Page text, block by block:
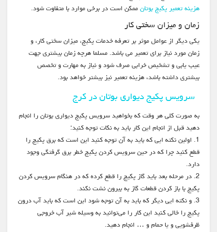
هزینه تعمیر پکیج بوتانممکن است در برخی موارد با متفاوت شود.
زمان و میزان سختی کار
یکی دیگر از عوامل موثر بر تعرفه خدمات پکیج، میزان سختی کار، و
زمان مورد نیاز برای تعمیر می باشد. مسلما هرچه زمان بیشتری جهت
عیب یابی و تشخیص خرابی صرف شود و نیاز به مهارت و تخصص
بیشتری داشته باشد، هزینه تعمیر نیز بیشتر خواهد بود.
سرویس پکیج دیواری بوتان در کرج
به صورت کلی هر وقت که بخواهید سرویس پکیج دیواری بوتان را انجام
دهید قبل از انجام این کار باید به نکات توجه کنید:
1. اولین نکته ایی که باید به آن توجه کنید این است که برق پکیج را
قطع کنید چرا که در حین سرویس کردن پکیج خطر برق گرفتگی وجود
دارد.
2. در مرحله بعد باید گاز پکیج را قطع کرده که در هنگام سرویس کردن
پکیج با باز کردن قطعات گاز به بیرون نشت نکند.
3. و نکته ایی دیگر که باید به آن توجه شود این است که باید آب درون
پکیج را خالی کنید این کار را می‌توانید به وسیله شیر آب خروجی
ظرفشویی و یا حمام و … انجام دهید.